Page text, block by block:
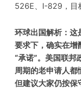
526E、I-829，目
环球出国解析：这
要求下，确实在增
“承诺”。美国联
周期的老申请人都
但建议大家仍按保